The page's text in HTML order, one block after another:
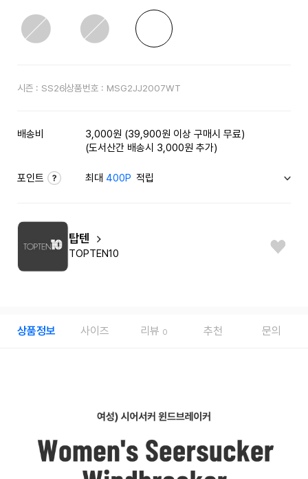
시즌 : SS26상품번호 : MSG2JJ2007WT
배송비
3,000원 (39,900원 이상 구매시 무료)
(도서산간 배송시 3,000원 추가)
포인트 최대 400P 적립
탑텐
TOPTEN10
상품정보 사이즈 리뷰 0 추천 문의